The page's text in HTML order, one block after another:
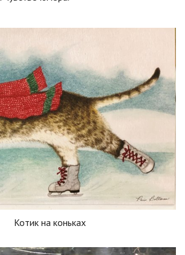
Котик на коньках